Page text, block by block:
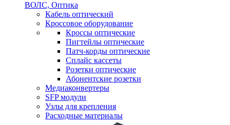
ВОЛС, Оптика
Кабель оптический
Кроссовое оборудование
Кроссы оптические
Пигтейлы оптические
Патч-корды оптические
Сплайс кассеты
Розетки оптические
Абонентские розетки
Медиаконвертеры
SFP модули
Узлы для крепления
Расходные материалы